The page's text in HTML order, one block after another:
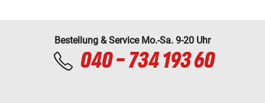
Bestellung & Service Mo.-Sa. 9-20 Uhr
040 - 734 193 60